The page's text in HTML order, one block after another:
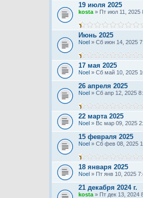
19 июля 2025
kosta » Пт июл 11, 2025
Июнь 2025
Noel » Сб июн 14, 2025
17 мая 2025
Noel » Сб май 10, 2025
26 апреля 2025
Noel » Сб апр 12, 2025
22 марта 2025
Noel » Вс мар 09, 2025
15 февраля 2025
Noel » Сб фев 08, 2025
18 января 2025
Noel » Пт янв 10, 2025
21 декабря 2024 г.
kosta » Пт дек 13, 2024